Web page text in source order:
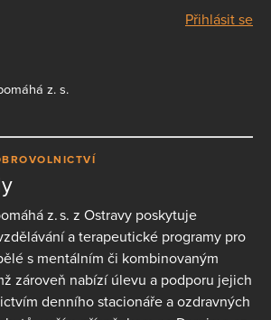
Přihlásit se
z. s.
z. s. z Ostravy poskytuje
a terapeutické programy pro
s mentálním či kombinovaným
zároveň nabízí úlevu a podporu jejich
denního stacionáře a ozdravných